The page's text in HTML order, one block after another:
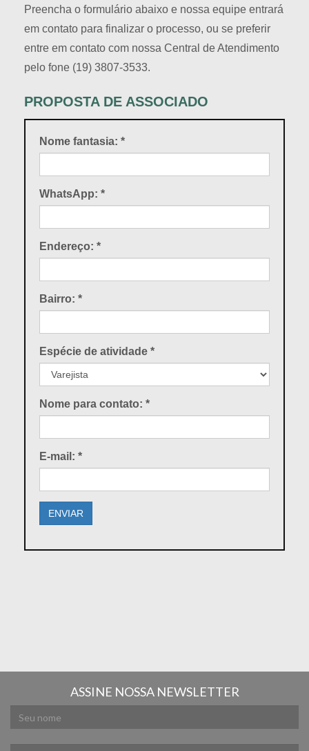
Preencha o formulário abaixo e nossa equipe entrará
em contato para finalizar o processo, ou se preferir
entre em contato com nossa Central de Atendimento
pelo fone (19) 3807-3533.
PROPOSTA DE ASSOCIADO
Nome fantasia: *
WhatsApp: *
Endereço: *
Bairro: *
Espécie de atividade *
Nome para contato: *
E-mail: *
ASSINE NOSSA NEWSLETTER